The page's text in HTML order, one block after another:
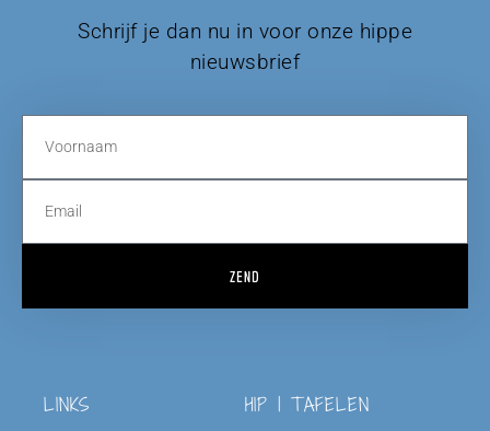
Schrijf je dan nu in voor onze hippe
nieuwsbrief
ZEND
LINKS HIP | TAFELEN